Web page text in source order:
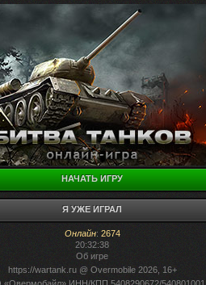
НАЧАТЬ ИГРУ
Я УЖЕ ИГРАЛ
Онлайн: 2674
20:32:38
Об игре
https://wartank.ru@ Overmobile 2026, 16+